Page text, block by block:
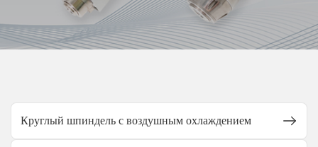
Круглый шпиндель с воздушным охлаждением